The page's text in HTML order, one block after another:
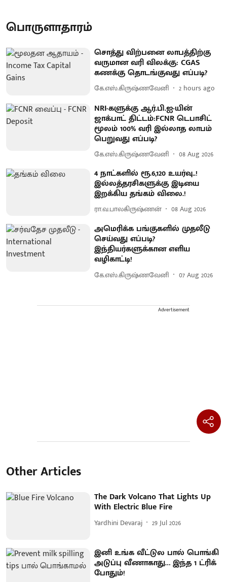
பொருளாதாரம்
சொத்து விற்பனை லாபத்திற்கு
வருமான வரி விலக்கு: CGAS
கணக்கு தொடங்குவது எப்படி?
கே.எஸ்.கிருஷ்ணவேனி 2 hours ago
NRI-களுக்கு ஆர்.பி.ஐ-யின்
ஜாக்பாட் திட்டம்:FCNR டெபாசிட்
மூலம் 100% வரி இல்லாத லாபம்
பெறுவது எப்படி?
கே.எஸ்.கிருஷ்ணவேனி 08 Aug 2026
4 நாட்களில் ரூ.6,120 உயர்வு..!
இல்லத்தரசிகளுக்கு இடியை
இறக்கிய தங்கம் விலை.!
ரா.வ.பாலகிருஷ்ணன் 08 Aug 2026
அமெரிக்க பங்குகளில் முதலீடு
செய்வது எப்படி?
இந்தியர்களுக்கான எளிய
வழிகாட்டி!
கே.எஸ்.கிருஷ்ணவேனி 07 Aug 2026
Advertisement
Other Articles
The Dark Volcano That Lights Up
With Electric Blue Fire
Yardhini Devaraj 29 Jul 2026
இனி உங்க வீட்டுல பால் பொங்கி
அடுப்பு வீணாகாது… இந்த 1 ட்ரிக்
போதும்!